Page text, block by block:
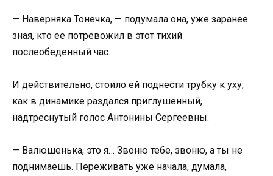
— Наверняка Тонечка, — подумала она, уже заранее
зная, кто ее потревожил в этот тихий
послеобеденный час.
И действительно, стоило ей поднести трубку к уху,
как в динамике раздался приглушенный,
надтреснутый голос Антонины Сергеевны.
— Валюшенька, это я… Звоню тебе, звоню, а ты не
поднимаешь. Переживать уже начала, думала,